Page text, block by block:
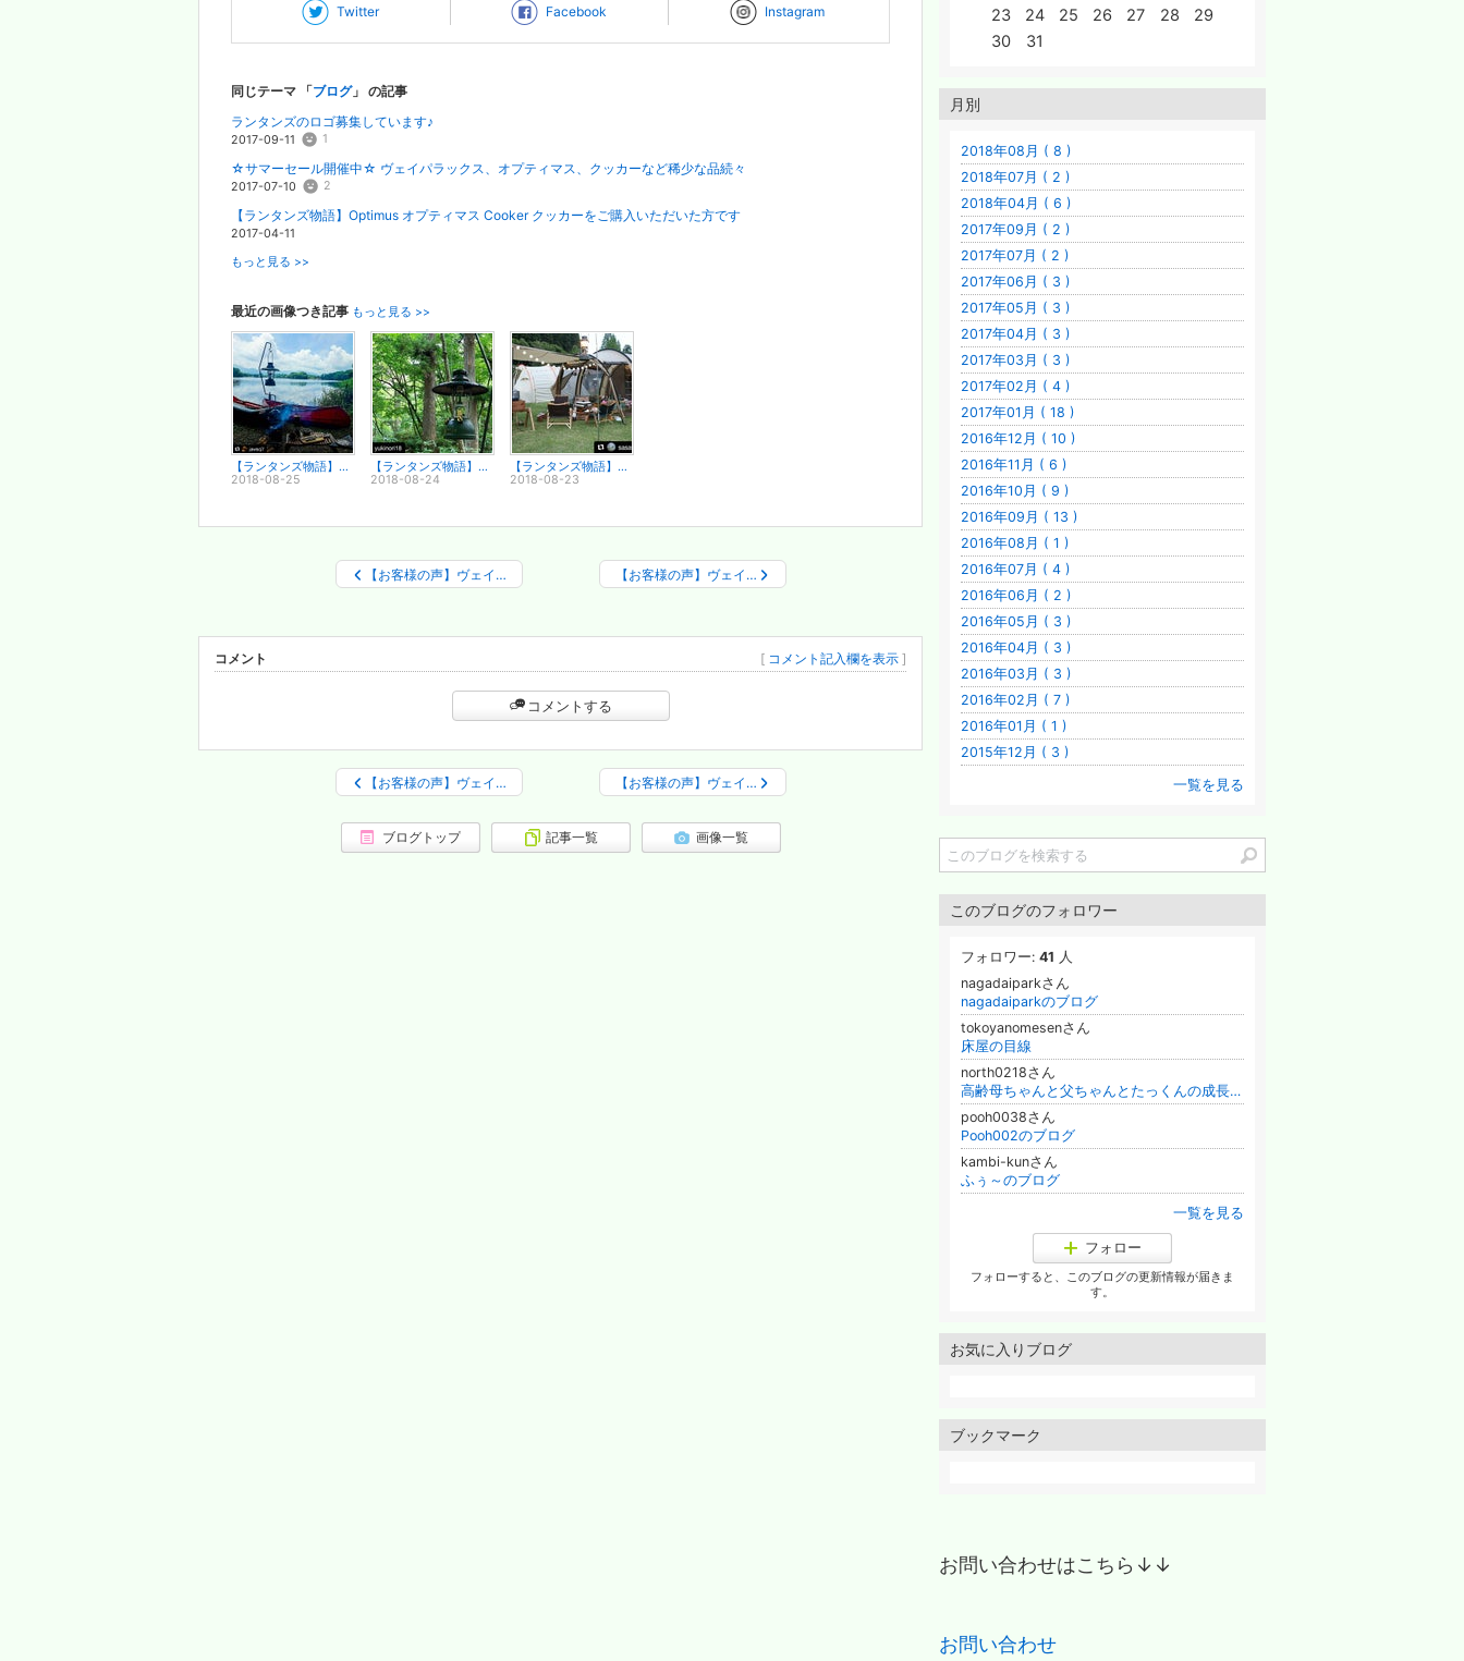
Twitter Facebook Instagram
同じテーマ 「ブログ」 の記事
ランタンズのロゴ募集しています♪
2017-09-11 1
☆サマーセール開催中☆ ヴェイパラックス、オプティマス、クッカーなど稀少な品続々
2017-07-10 2
【ランタンズ物語】Optimus オプティマス Cooker クッカーをご購入いただいた方です
2017-04-11
もっと見る >>
最近の画像つき記事 もっと見る >>
【ランタンズ物語】大人の遊びは本気度が違う♪ ヴェイパラックス Vapalux
2018-08-25
【ランタンズ物語】自然と調和するランタン Vapalux ヴェイパラックス
2018-08-24
【ランタンズ物語】キャンプを充実させるヒントがいっぱい♪ Vapalux ヴェイパラックス
2018-08-23
【お客様の声】ヴェイ… 【お客様の声】ヴェイ…
[ コメント記入欄を表示 ]
コメント
コメントする
【お客様の声】ヴェイ… 【お客様の声】ヴェイ…
ブログトップ 記事一覧 画像一覧
23
24 25 26 27 28
29
30
31
月別
2018年08月 ( 8 )
2018年07月 ( 2 )
2018年04月 ( 6 )
2017年09月 ( 2 )
2017年07月 ( 2 )
2017年06月 ( 3 )
2017年05月 ( 3 )
2017年04月 ( 3 )
2017年03月 ( 3 )
2017年02月 ( 4 )
2017年01月 ( 18 )
2016年12月 ( 10 )
2016年11月 ( 6 )
2016年10月 ( 9 )
2016年09月 ( 13 )
2016年08月 ( 1 )
2016年07月 ( 4 )
2016年06月 ( 2 )
2016年05月 ( 3 )
2016年04月 ( 3 )
2016年03月 ( 3 )
2016年02月 ( 7 )
2016年01月 ( 1 )
2015年12月 ( 3 )
一覧を見る
このブログのフォロワー
フォロワー: 41 人
nagadaiparkさん
nagadaiparkのブログ
tokoyanomesenさん
床屋の目線
north0218さん
高齢母ちゃんと父ちゃんとたっくんの成長記録
pooh0038さん
Pooh002のブログ
kambi-kunさん
ふぅ～のブログ
一覧を見る
フォロー
フォローすると、このブログの更新情報が届きま
す。
お気に入りブログ
ブックマーク
お問い合わせはこちら↓↓
お問い合わせ